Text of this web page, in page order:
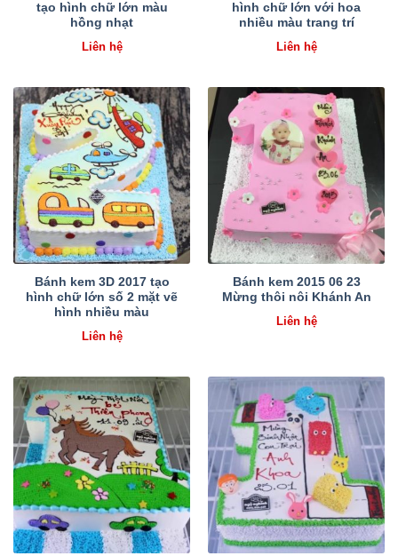
tạo hình chữ lớn màu
hồng nhạt
Liên hệ
hình chữ lớn với hoa
nhiều màu trang trí
Liên hệ
Bánh kem 3D 2017 tạo
hình chữ lớn số 2 mặt vẽ
hình nhiều màu
Liên hệ
Bánh kem 2015 06 23
Mừng thôi nôi Khánh An
Liên hệ